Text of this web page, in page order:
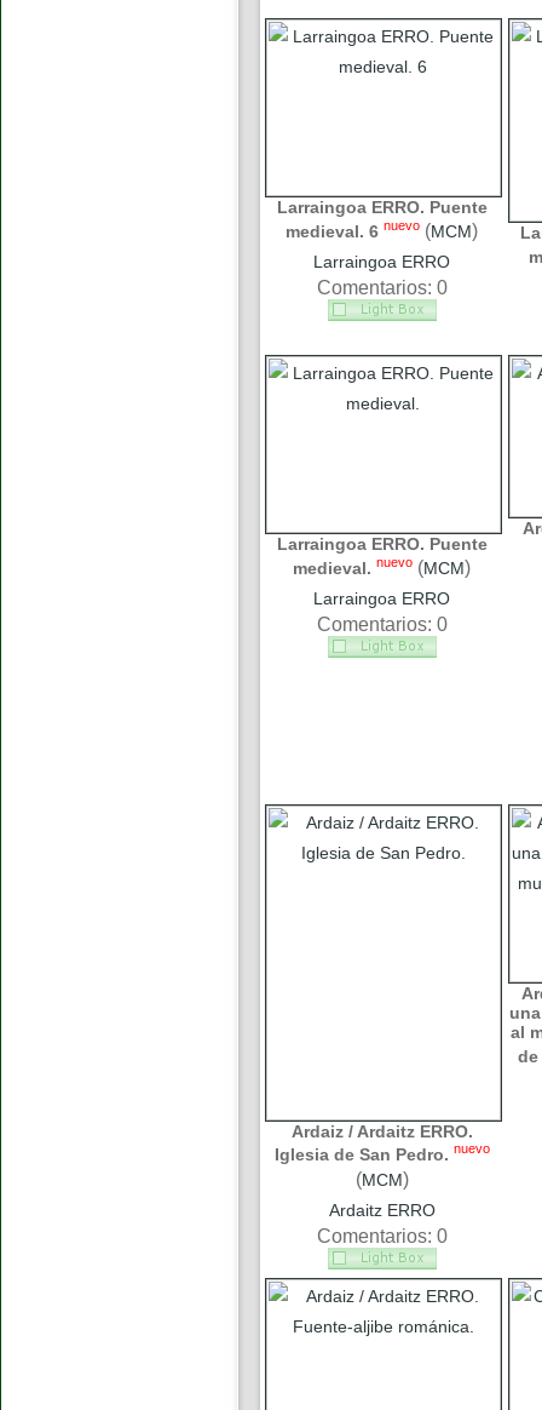
Larraingoa ERRO. Puente
medieval. 6 nuevo (MCM)
Larraingoa ERRO
Comentarios: 0
Larraingoa ERRO. Puente
medieval. nuevo (MCM)
Larraingoa ERRO
Comentarios: 0
Ardaiz / Ardaitz ERRO.
Iglesia de San Pedro. nuevo
(MCM)
Ardaitz ERRO
Comentarios: 0
al
de